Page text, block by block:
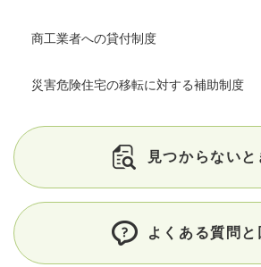
商工業者への貸付制度
災害危険住宅の移転に対する補助制度
見つからないと
よくある質問と